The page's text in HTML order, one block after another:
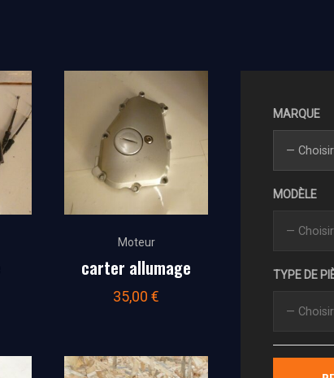
Moteur
carter allumage
35,00€
MARQUE
MODÈLE
TYPE DE